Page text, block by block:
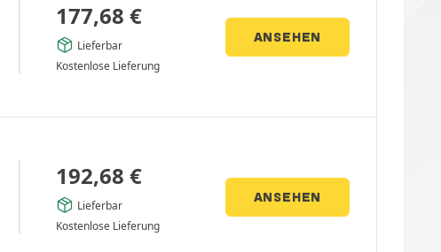
177,68 €
Lieferbar
Kostenlose Lieferung
ANSEHEN
192,68 €
Lieferbar
Kostenlose Lieferung
ANSEHEN